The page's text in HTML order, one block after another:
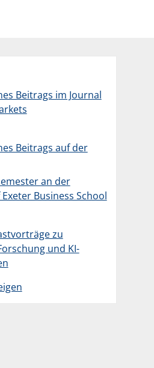
Beitrags im Journal
Beitrags auf der
an der
Business School
zu
und KI-